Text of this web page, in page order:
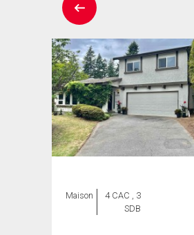
Maison
4 CAC , 3
SDB